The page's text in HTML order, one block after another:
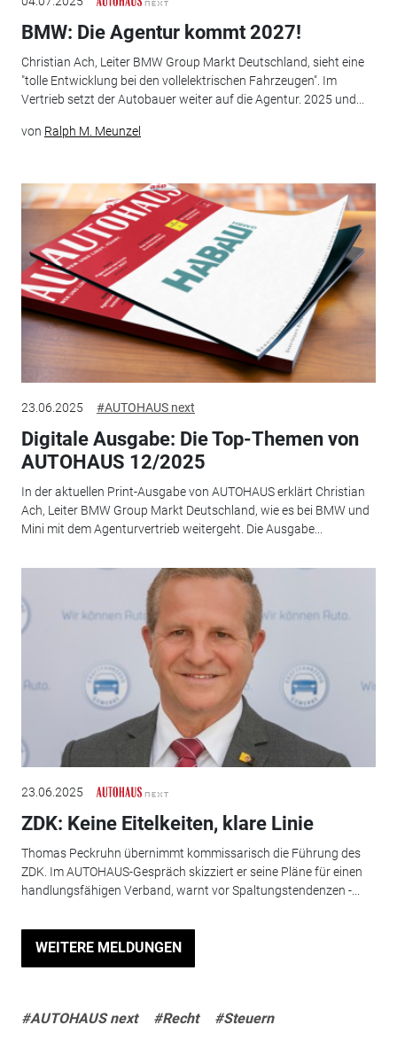
BMW: Die Agentur kommt 2027!
Christian Ach, Leiter BMW Group Markt Deutschland, sieht eine
"tolle Entwicklung bei den vollelektrischen Fahrzeugen". Im
Vertrieb setzt der Autobauer weiter auf die Agentur. 2025 und...
von Ralph M. Meunzel
23.06.2025 #AUTOHAUS next
Digitale Ausgabe: Die Top-Themen von
AUTOHAUS 12/2025
In der aktuellen Print-Ausgabe von AUTOHAUS erklärt Christian
Ach, Leiter BMW Group Markt Deutschland, wie es bei BMW und
Mini mit dem Agenturvertrieb weitergeht. Die Ausgabe...
23.06.2025
ZDK: Keine Eitelkeiten, klare Linie
Thomas Peckruhn übernimmt kommissarisch die Führung des
ZDK. Im AUTOHAUS-Gespräch skizziert er seine Pläne für einen
handlungsfähigen Verband, warnt vor Spaltungstendenzen -...
WEITERE MELDUNGEN
#AUTOHAUS next #Recht #Steuern